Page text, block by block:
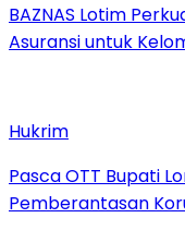
BAZNAS Lotim
Asuransi untuk
Hukrim
Pasca OTT Bupati
Pemberantasan